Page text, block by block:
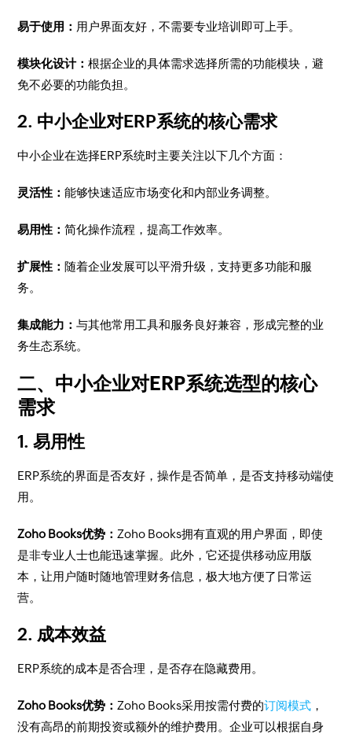
易于使用： 用户界面友好，不需要专业培训即可上手。
模块化设计：根据企业的具体需求选择所需的功能模块，避
免不必要的功能负担。
2. 中小企业对ERP系统的核心需求
中小企业在选择ERP系统时主要关注以下几个方面：
灵活性：能够快速适应市场变化和内部业务调整。
易用性：简化操作流程，提高工作效率。
扩展性： 随着企业发展可以平滑升级，支持更多功能和服
务。
集成能力：与其他常用工具和服务良好兼容，形成完整的业
务生态系统。
二、中小企业对ERP系统选型的核心
需求
1. 易用性
ERP系统的界面是否友好，操作是否简单，是否支持移动端使
用。
Zoho Books优势： Zoho Books拥有直观的用户界面，即使
是非专业人士也能迅速掌握。此外，它还提供移动应用版
本，让用户随时随地管理财务信息，极大地方便了日常运
营。
2. 成本效益
ERP系统的成本是否合理，是否存在隐藏费用。
Zoho Books优势： Zoho Books采用按需付费的订阅模式 ，
没有高昂的前期投资或额外的维护费用。企业可以根据自身